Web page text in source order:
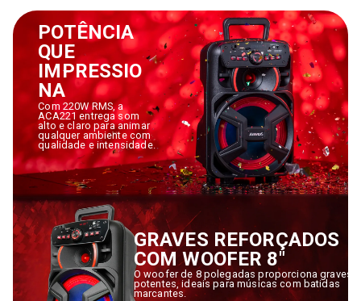
POTÊNCIA
QUE
IMPRESSIO
NA
Com 220W RMS, a
ACA221 entrega som
alto e claro para animar
qualquer ambiente com
qualidade e intensidade.
GRAVES REFORÇADOS
COM WOOFER 8"
O woofer de 8 polegadas proporciona graves
potentes, ideais para músicas com batidas
marcantes.